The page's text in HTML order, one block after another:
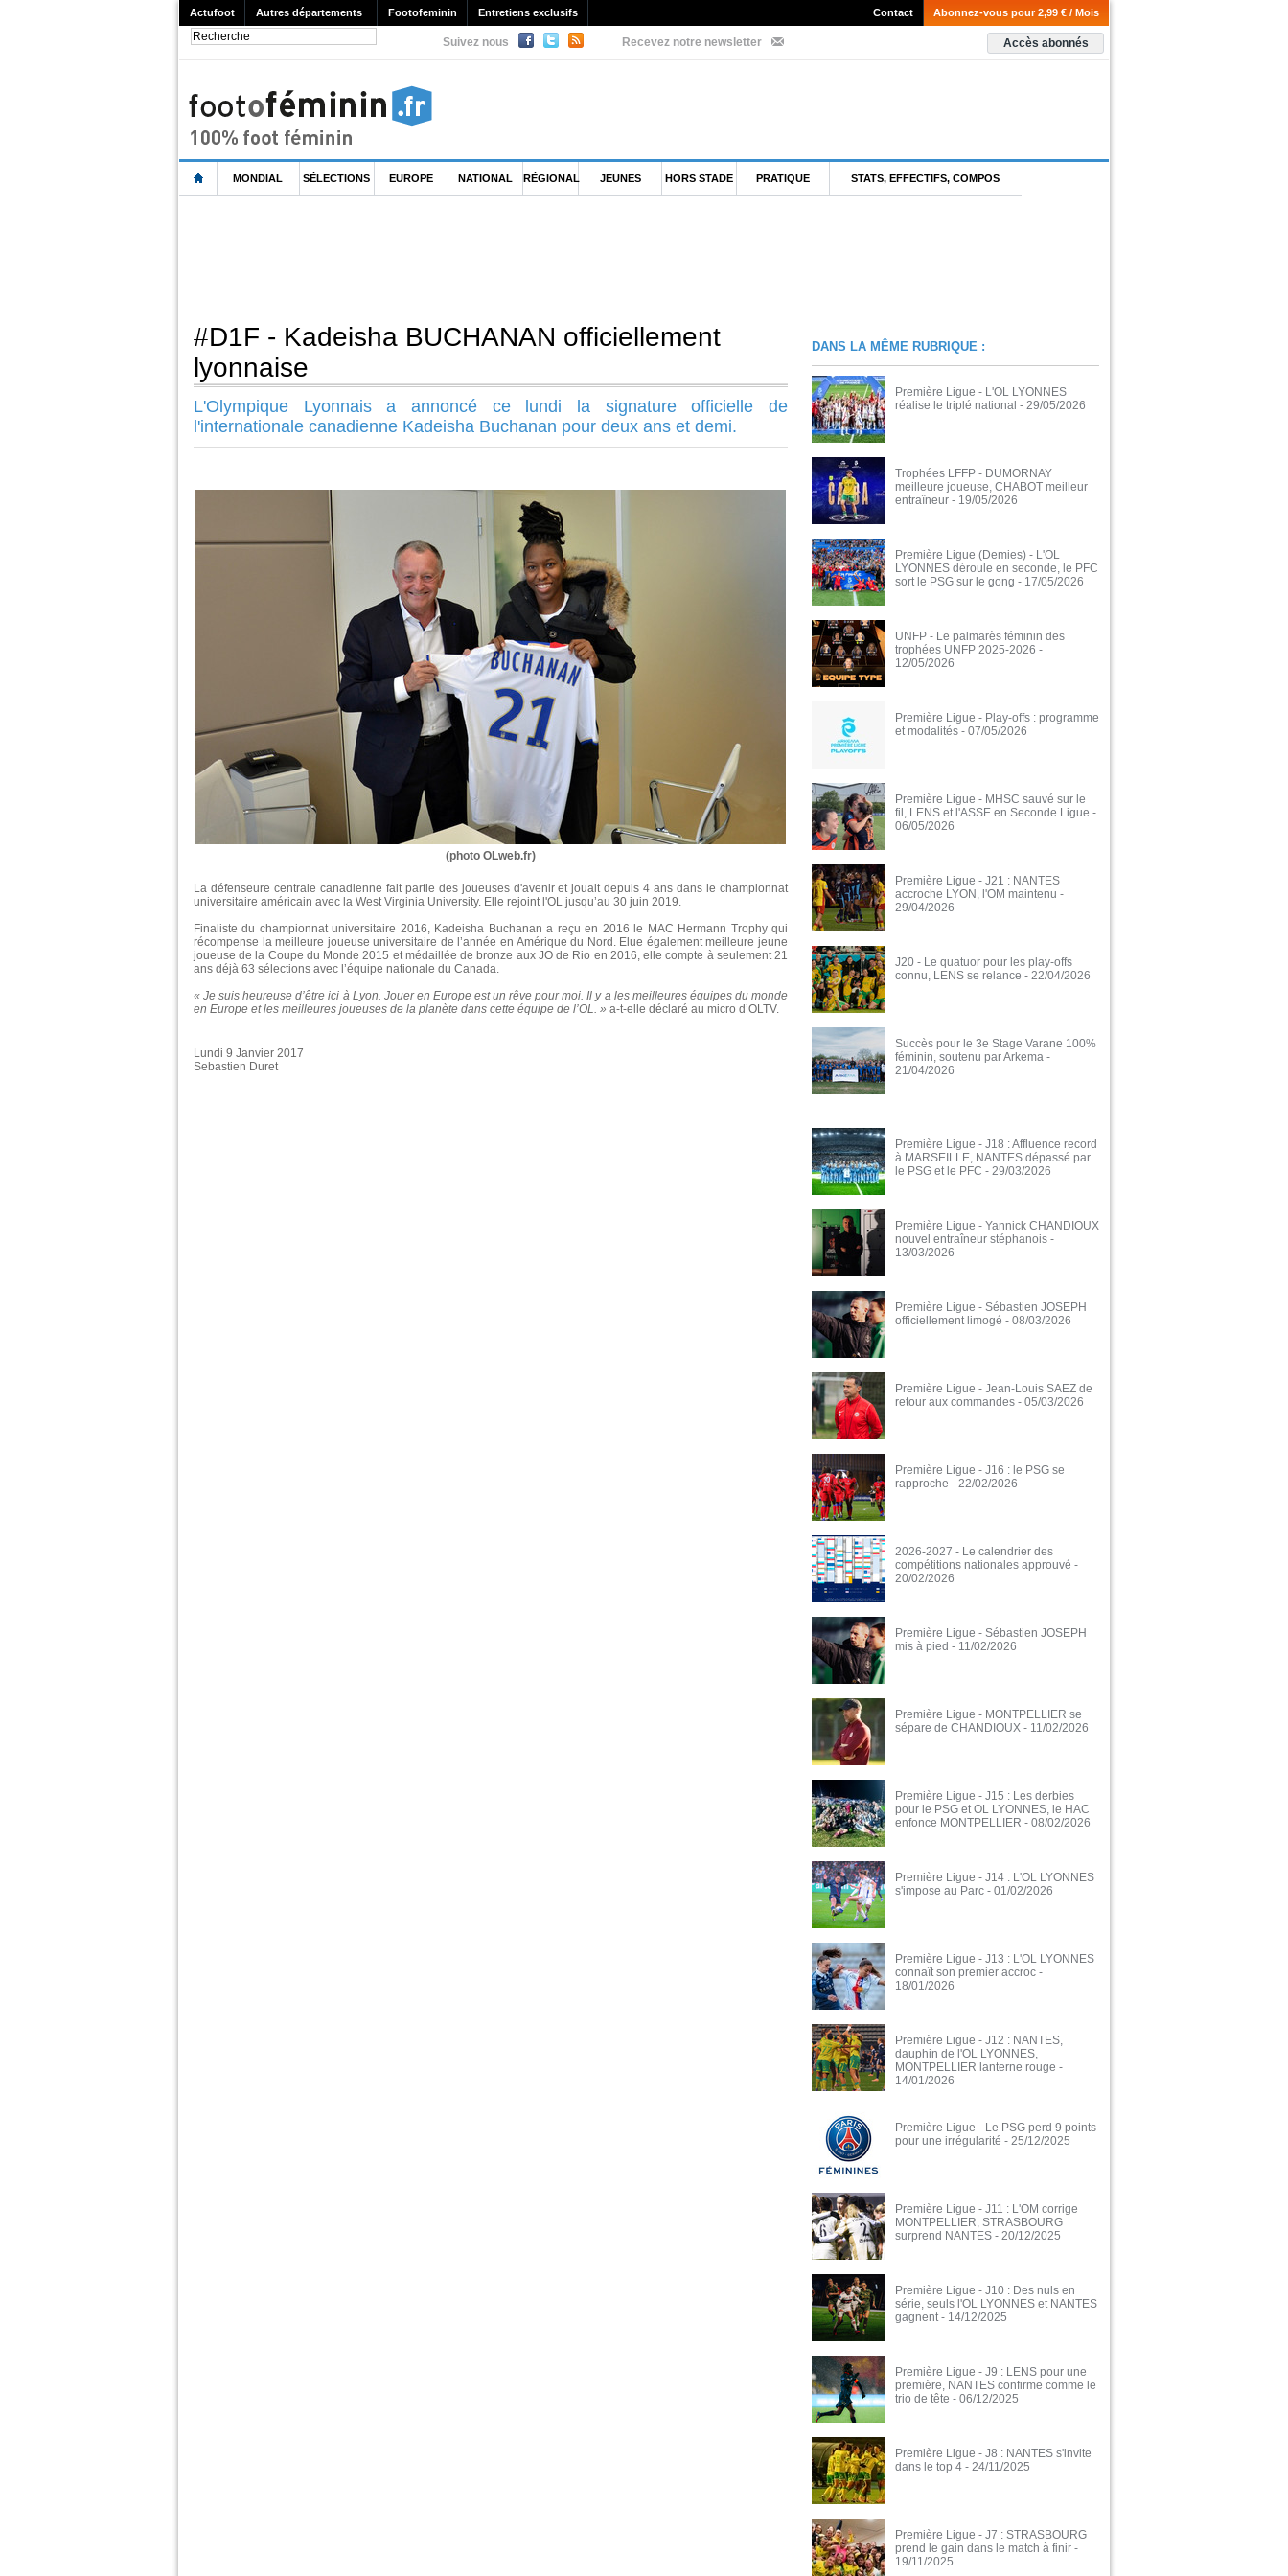
Actufoot Autres départements Footofeminin Entretiens exclusifs Abonnez-vous pour 2,99 € / Mois
Contact
Suivez nous Recevez notre newsletter Accès abonnés
MONDIAL SÉLECTIONS EUROPE NATIONAL RÉGIONAL JEUNES HORS STADE PRATIQUE STATS, EFFECTIFS, COMPOS
#D1F - Kadeisha BUCHANAN officiellement
lyonnaise
L'Olympique Lyonnais a annoncé ce lundi la signature officielle de
l'internationale canadienne Kadeisha Buchanan pour deux ans et demi.
(photo OLweb.fr)
La défenseure centrale canadienne fait partie des joueuses d'avenir et jouait depuis 4 ans dans le championnat
universitaire américain avec la West Virginia University. Elle rejoint l'OL jusqu’au 30 juin 2019.
Finaliste du championnat universitaire 2016, Kadeisha Buchanan a reçu en 2016 le MAC Hermann Trophy qui
récompense la meilleure joueuse universitaire de l’année en Amérique du Nord. Elue également meilleure jeune
joueuse de la Coupe du Monde 2015 et médaillée de bronze aux JO de Rio en 2016, elle compte à seulement 21
ans déjà 63 sélections avec l’équipe nationale du Canada.
« Je suis heureuse d’être ici à Lyon. Jouer en Europe est un rêve pour moi. Il y a les meilleures équipes du monde
en Europe et les meilleures joueuses de la planète dans cette équipe de l’OL. » a-t-elle déclaré au micro d’OLTV.
Lundi 9 Janvier 2017
Sebastien Duret
DANS LA MÊME RUBRIQUE :
Première Ligue - L'OL LYONNES
réalise le triplé national - 29/05/2026
Trophées LFFP - DUMORNAY
meilleure joueuse, CHABOT meilleur
entraîneur - 19/05/2026
Première Ligue (Demies) - L'OL
LYONNES déroule en seconde, le PFC
sort le PSG sur le gong - 17/05/2026
UNFP - Le palmarès féminin des
trophées UNFP 2025-2026 -
12/05/2026
Première Ligue - Play-offs : programme
et modalités - 07/05/2026
Première Ligue - MHSC sauvé sur le
fil, LENS et l'ASSE en Seconde Ligue -
06/05/2026
Première Ligue - J21 : NANTES
accroche LYON, l'OM maintenu -
29/04/2026
J20 - Le quatuor pour les play-offs
connu, LENS se relance - 22/04/2026
Succès pour le 3e Stage Varane 100%
féminin, soutenu par Arkema -
21/04/2026
Première Ligue - J18 : Affluence record
à MARSEILLE, NANTES dépassé par
le PSG et le PFC - 29/03/2026
Première Ligue - Yannick CHANDIOUX
nouvel entraîneur stéphanois -
13/03/2026
Première Ligue - Sébastien JOSEPH
officiellement limogé - 08/03/2026
Première Ligue - Jean-Louis SAEZ de
retour aux commandes - 05/03/2026
Première Ligue - J16 : le PSG se
rapproche - 22/02/2026
2026-2027 - Le calendrier des
compétitions nationales approuvé -
20/02/2026
Première Ligue - Sébastien JOSEPH
mis à pied - 11/02/2026
Première Ligue - MONTPELLIER se
sépare de CHANDIOUX - 11/02/2026
Première Ligue - J15 : Les derbies
pour le PSG et OL LYONNES, le HAC
enfonce MONTPELLIER - 08/02/2026
Première Ligue - J14 : L'OL LYONNES
s'impose au Parc - 01/02/2026
Première Ligue - J13 : L'OL LYONNES
connaît son premier accroc -
18/01/2026
Première Ligue - J12 : NANTES,
dauphin de l'OL LYONNES,
MONTPELLIER lanterne rouge -
14/01/2026
Première Ligue - Le PSG perd 9 points
pour une irrégularité - 25/12/2025
Première Ligue - J11 : L'OM corrige
MONTPELLIER, STRASBOURG
surprend NANTES - 20/12/2025
Première Ligue - J10 : Des nuls en
série, seuls l'OL LYONNES et NANTES
gagnent - 14/12/2025
Première Ligue - J9 : LENS pour une
première, NANTES confirme comme le
trio de tête - 06/12/2025
Première Ligue - J8 : NANTES s'invite
dans le top 4 - 24/11/2025
Première Ligue - J7 : STRASBOURG
prend le gain dans le match à finir -
19/11/2025